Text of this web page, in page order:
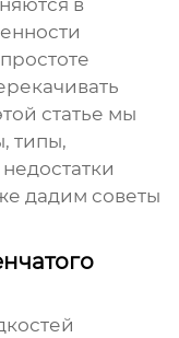
в
статье мы
типы,
дадим советы